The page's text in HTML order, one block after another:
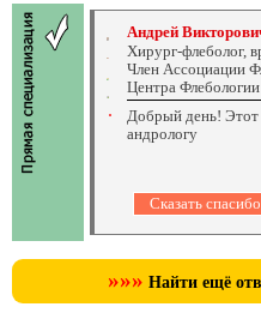
Андрей
Хирург-флеболог,
Член Ассоциации
Центра
Добрый день! Этот
андрологу
»»» Найти ещё